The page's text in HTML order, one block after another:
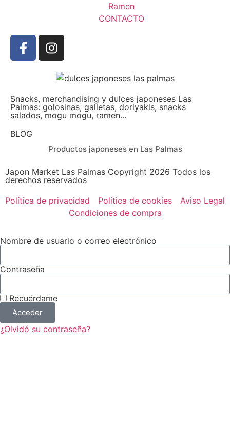
Snacks, merchandising y dulces japoneses Las
Palmas: golosinas, galletas, doriyakis, snacks
salados, mogu mogu, ramen...
BLOG
Productos japoneses en Las Palmas
Ramen
CONTACTO
Japon Market Las Palmas Copyright 2026 Todos los
derechos reservados
Política de privacidad
Política de cookies
Aviso Legal
Condiciones de compra
Nombre de usuario o correo electrónico
Contraseña
Recuérdame
Acceder
¿Olvidó su contraseña?